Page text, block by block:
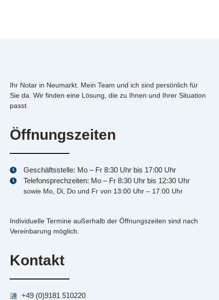
Ihr Notar in Neumarkt. Mein Team und ich sind persönlich für
Sie da. Wir finden eine Lösung, die zu Ihnen und Ihrer Situation
passt.
Öffnungszeiten
Geschäftsstelle: Mo – Fr 8:30 Uhr bis 17:00 Uhr
Telefonsprechzeiten: Mo – Fr 8:30 Uhr bis 12:30 Uhr
sowie Mo, Di, Do und Fr von 13:00 Uhr – 17:00 Uhr
Individuelle Termine außerhalb der Öffnungszeiten sind nach
Vereinbarung möglich.
Kontakt
+49 (0)9181 510220